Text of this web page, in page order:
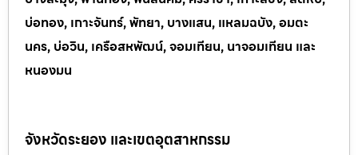
บ่อทอง, เกาะจันทร์, พัทยา, บางแสน, แหลมฉบัง, อมตะ
นคร, บ่อวิน, เครือสหพัฒน์, จอมเทียน, นาจอมเทียน และ
หนองมน
จังหวัดระยอง และเขตอุตสาหกรรม